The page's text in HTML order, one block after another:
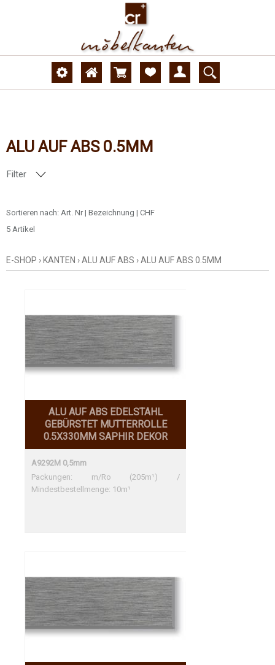
ALU AUF ABS 0.5MM
Filter
Sortieren nach: Art. Nr | Bezeichnung | CHF
5 Artikel
E-SHOP › KANTEN ›ALU AUF ABS ›ALU AUF ABS 0.5MM
ALU AUF ABS EDELSTAHL
GEBÜRSTET MUTTERROLLE
0.5X330MM SAPHIR DEKOR
A9292M 0,5mm
Packungen: m/Ro (205m¹) /
Mindestbestellmenge: 10m¹